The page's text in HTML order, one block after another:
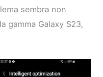
sembra non
gamma Galaxy S23,